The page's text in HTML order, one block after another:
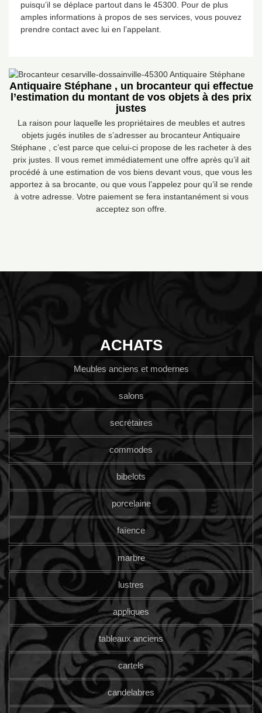
puisqu’il se déplace partout dans le 45300. Pour de plus
amples informations à propos de ses services, vous pouvez
prendre contact avec lui en l’appelant.
Antiquaire Stéphane , un brocanteur qui effectue
l’estimation du montant de vos objets à des prix
justes
La raison pour laquelle les propriétaires de meubles et autres
objets jugés inutiles de s’adresser au brocanteur Antiquaire
Stéphane , c’est parce que celui-ci propose de les racheter à des
prix justes. Il vous remet immédiatement une offre après qu’il ait
procédé à une estimation de vos biens devant vous, que vous les
apportez à sa brocante, ou que vous l’appelez pour qu’il se rende
à votre adresse. Votre paiement se fera instantanément si vous
acceptez son offre.
ACHATS
Meubles anciens et modernes
salons
secrétaires
commodes
bibelots
porcelaine
faïence
marbre
lustres
appliques
tableaux anciens
cartels
candelabres